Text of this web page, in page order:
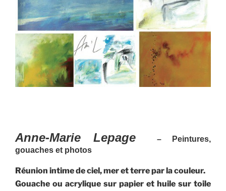
Anne-Marie Lepage
– Peintures,
gouaches et photos
Réunion intime de ciel, mer et terre par la couleur.
Gouache ou acrylique sur papier et huile sur toile